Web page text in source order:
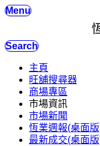
Menu
Search
主頁
旺舖搜尋器
商場專區
市場資訊
市場新聞
恆業週報(桌面
最新成交(桌面